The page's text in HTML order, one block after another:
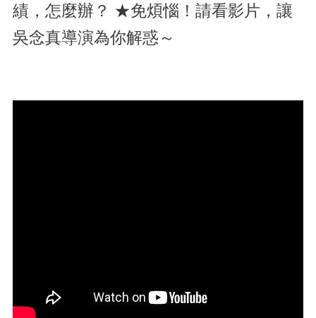
績，怎麼辦？ ★免煩惱！請看影片，讓
吳念真導演為你解惑～